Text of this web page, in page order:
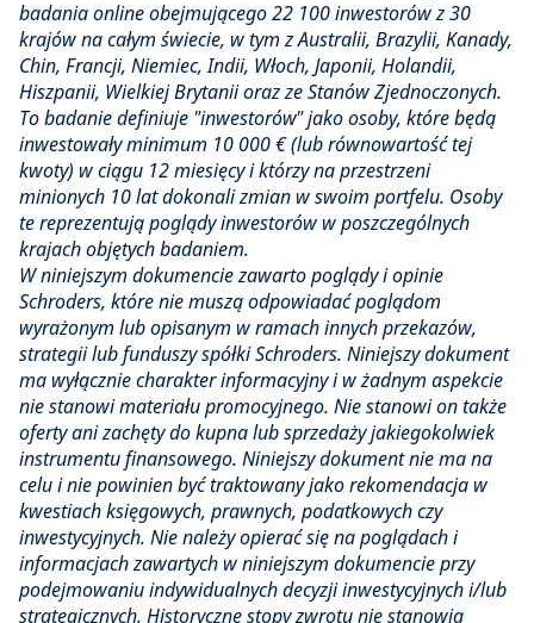
badania online obejmującego 22 100 inwestorów z 30
krajów na całym świecie, w tym z Australii, Brazylii, Kanady,
Chin, Francji, Niemiec, Indii, Włoch, Japonii, Holandii,
Hiszpanii, Wielkiej Brytanii oraz ze Stanów Zjednoczonych.
To badanie definiuje "inwestorów" jako osoby, które będą
inwestowały minimum 10 000 € (lub równowartość tej
kwoty) w ciągu 12 miesięcy i którzy na przestrzeni
minionych 10 lat dokonali zmian w swoim portfelu. Osoby
te reprezentują poglądy inwestorów w poszczególnych
krajach objętych badaniem.
W niniejszym dokumencie zawarto poglądy i opinie
Schroders, które nie muszą odpowiadać poglądom
wyrażonym lub opisanym w ramach innych przekazów,
strategii lub funduszy spółki Schroders. Niniejszy dokument
ma wyłącznie charakter informacyjny i w żadnym aspekcie
nie stanowi materiału promocyjnego. Nie stanowi on także
oferty ani zachęty do kupna lub sprzedaży jakiegokolwiek
instrumentu finansowego. Niniejszy dokument nie ma na
celu i nie powinien być traktowany jako rekomendacja w
kwestiach księgowych, prawnych, podatkowych czy
inwestycyjnych. Nie należy opierać się na poglądach i
informacjach zawartych w niniejszym dokumencie przy
podejmowaniu indywidualnych decyzji inwestycyjnych i/lub
strategicznych. Historyczne stopy zwrotu nie stanowią